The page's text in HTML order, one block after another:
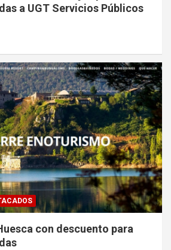
a UGT Servicios Públicos
con descuento para